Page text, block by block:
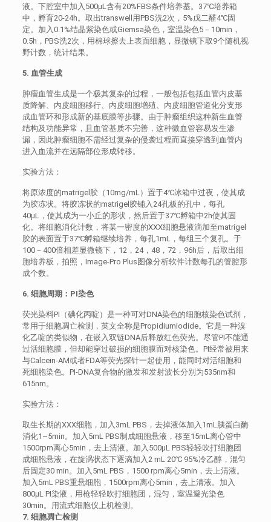
液。下腔室中加入500μL含有20%FBS条件培养基。37℃培养箱
中，孵育20-24h。取出transwell用PBS洗2次，5%戊二醛4℃固
定。加入0.1%结晶紫染色或Giemsa染色，室温染色5－10min，
0.5h，PBS洗2次，用棉球擦去上表面细胞，显微镜下取9个随机视
野计数，统计结果。
5. 血管生成
肿瘤血管生成是一个极其复杂的过程，一般包括包括血管内皮基
质降解、内皮细胞移行、内皮细胞增殖、内皮细胞管道化分支形
成血管环和形成新的基底膜等步骤。由于肿瘤组织这种新生血管
结构及功能异常，且血管基质不完善，这种微血管容易发生渗
漏，因此肿瘤细胞不需经过复杂的侵袭过程而直接穿透到血管内
进入血流并在远隔部位形成转移。
实验方法：
将原浓度的matrigel胶（10mg/mL）置于4℃冰箱中过夜，使其成
为胶冻状。将胶冻状的matrigel胶铺入24孔板的孔中，每孔
40μL，使其成为一小丘的形状，然后置于37℃孵箱中2h使其固
化。将细胞消化计数，将某一密度的XXX细胞悬液滴加至matrigel
胶的表面置于37℃孵箱继续培养，每孔1mL，每组三个复孔。于
100－400倍相差显微镜下，12，24，48，72，96h后，后取出细
胞培养板，拍照，Image-Pro Plus图像分析软件计数每孔的管腔形
成个数。
6. 细胞周期：PI染色
荧光染料PI（碘化丙啶）是一种可对DNA染色的细胞核染色试剂，
常用于细胞凋亡检测，英文全称是PropidiumIodide。它是一种溴
化乙啶的类似物，在嵌入双链DNA后释放红色荧光。尽管PI不能通
过活细胞膜，但却能穿过破损的细胞膜而对核染色。PI经常被用来
与Calcein-AM或者FDA等荧光探针一起使用，能同时对活细胞和
死细胞染色。PI-DNA复合物的激发和发射波长分别为535nm和
615nm。
实验方法：
取生长期的XXX细胞，加入3mL PBS，去掉液体加入1mL胰蛋白酶
消化1~5min。加入5mL PBS制成细胞悬液，移至15mL离心管中
1500rpm离心5min，去上清液。加入500μL PBS轻轻吹打细胞团
成细胞悬液，在旋涡状态下逐滴加入2 mL 20℃ 95%冷乙醇，混匀
后固定30 min。加入5mL PBS，1500 rpm离心5min，去上清液。
加入5mL PBS重悬细胞，1500rpm离心5min，去上清液。加入
800μL PI染液，用枪轻轻吹打细胞团，混匀，室温避光染色
30min。用流式细胞仪上机检测。
7. 细胞凋亡检测